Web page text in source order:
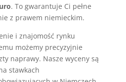
. To gwarantuje Ci pełne
z prawem niemieckim.
i znajomość rynku
możemy precyzyjnie
naprawy. Nasze wyceny są
stawkach